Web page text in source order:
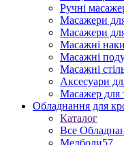
Ручні
Масажери
Масажери
Масажні
Масажні
Масажні
Аксесуари
Масажер для
Обладнання для
Каталог
Все
Медболи57